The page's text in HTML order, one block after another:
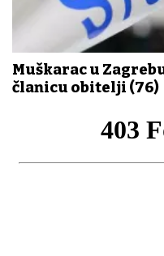
Muškarac u
članicu obitelji (76)